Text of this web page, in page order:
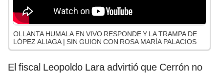
OLLANTA HUMALA EN VIVO RESPONDE Y LA TRAMPA DE
LÓPEZ ALIAGA | SIN GUION CON ROSA MARÍA PALACIOS
El fiscal Leopoldo Lara advirtió que Cerrón no